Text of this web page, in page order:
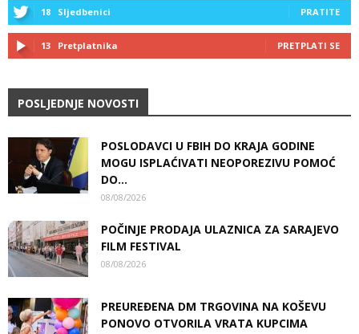
18 Sljedbenici PRATITE
13 Pretplatnika PRETPLATI SE
POSLJEDNJE NOVOSTI
POSLODAVCI U FBIH DO KRAJA GODINE
MOGU ISPLAĆIVATI NEOPOREZIVU POMOĆ
DO...
08/08/2026
POČINJE PRODAJA ULAZNICA ZA SARAJEVO
FILM FESTIVAL
08/08/2026
PREUREĐENA DM TRGOVINA NA KOŠEVU
PONOVO OTVORILA VRATA KUPCIMA